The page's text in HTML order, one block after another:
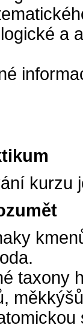
a
kurzu
taxony